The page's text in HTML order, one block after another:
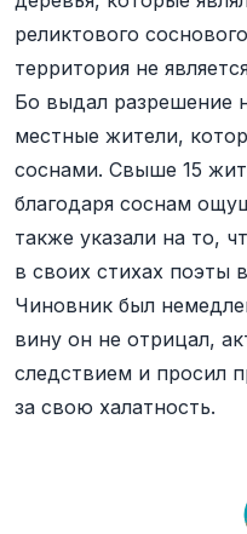
реликтового
территория не
Бо выдал разрешение
местные жители,
соснами. Свыше 15
благодаря соснам
также указали на то,
в своих стихах поэты
Чиновник был
вину он не отрицал,
следствием и просил
за свою халатность.